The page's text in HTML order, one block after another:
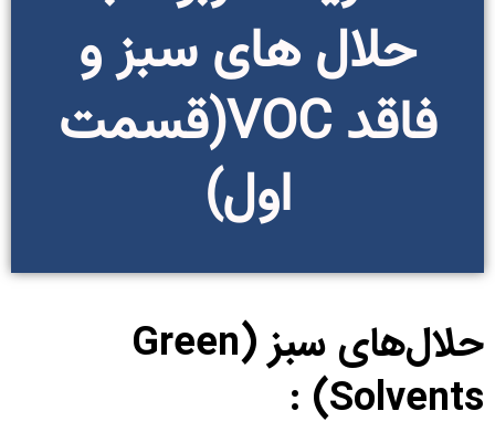
حلال های سبز و
فاقد VOC(قسمت
اول)
حلال‌های سبز (Green
Solvents)